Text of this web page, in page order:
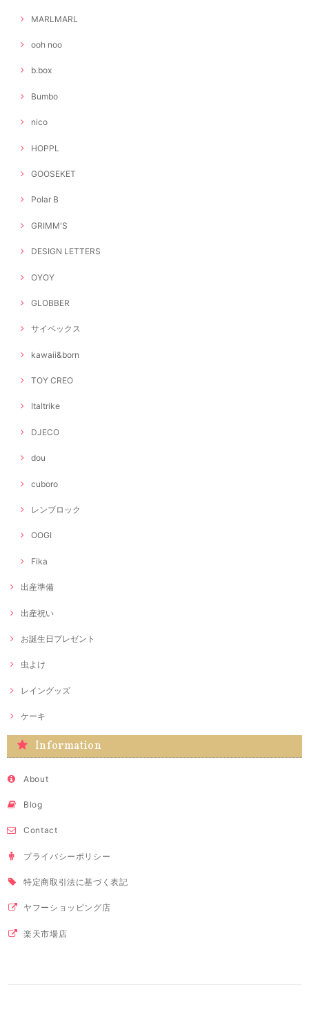
MARLMARL
ooh noo
b.box
Bumbo
nico
HOPPL
GOOSEKET
Polar B
GRIMM'S
DESIGN LETTERS
OYOY
GLOBBER
サイベックス
kawaii&born
TOY CREO
Italtrike
DJECO
dou
cuboro
レンブロック
OOGI
Fika
出産準備
出産祝い
お誕生日プレゼント
虫よけ
レイングッズ
ケーキ
Information
About
Blog
Contact
プライバシーポリシー
特定商取引法に基づく表記
ヤフーショッピング店
楽天市場店